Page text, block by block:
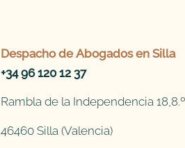
Despacho de Abogados en Silla
+34 96 120 12 37
Rambla de la Independencia 18,8.º
46460 Silla (Valencia)